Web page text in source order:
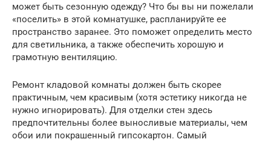
может быть сезонную одежду? Что бы вы ни пожелали
«поселить» в этой комнатушке, распланируйте ее
пространство заранее. Это поможет определить место
для светильника, а также обеспечить хорошую и
грамотную вентиляцию.
Ремонт кладовой комнаты должен быть скорее
практичным, чем красивым (хотя эстетику никогда не
нужно игнорировать). Для отделки стен здесь
предпочтительны более выносливые материалы, чем
обои или покрашенный гипсокартон. Самый